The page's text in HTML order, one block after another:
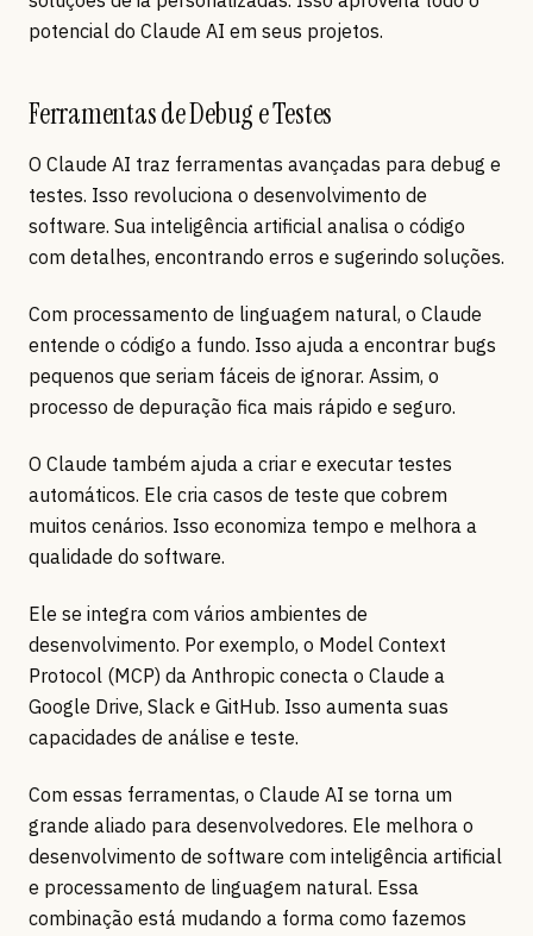
potencial do Claude AI em seus projetos.
Ferramentas de Debug e Testes
O Claude AI traz ferramentas avançadas para debug e
testes. Isso revoluciona o desenvolvimento de
software. Sua inteligência artificial analisa o código
com detalhes, encontrando erros e sugerindo soluções.
Com processamento de linguagem natural, o Claude
entende o código a fundo. Isso ajuda a encontrar bugs
pequenos que seriam fáceis de ignorar. Assim, o
processo de depuração fica mais rápido e seguro.
O Claude também ajuda a criar e executar testes
automáticos. Ele cria casos de teste que cobrem
muitos cenários. Isso economiza tempo e melhora a
qualidade do software.
Ele se integra com vários ambientes de
desenvolvimento. Por exemplo, o Model Context
Protocol (MCP) da Anthropic conecta o Claude a
Google Drive, Slack e GitHub. Isso aumenta suas
capacidades de análise e teste.
Com essas ferramentas, o Claude AI se torna um
grande aliado para desenvolvedores. Ele melhora o
desenvolvimento de software com inteligência artificial
e processamento de linguagem natural. Essa
combinação está mudando a forma como fazemos